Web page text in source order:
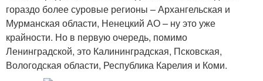
гораздо более суровые регионы – Архангельская и
Мурманская области, Ненецкий АО – ну это уже
крайности. Но в первую очередь, помимо
Ленинградской, это Калининградская, Псковская,
Вологодская области, Республика Карелия и Коми.